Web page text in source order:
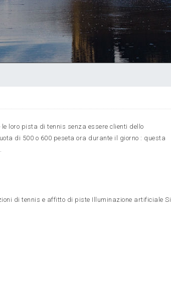
loro pista di tennis senza essere clienti dello
di 500 o 600 peseta ora durante il giorno : questa
di tennis e affitto di piste Illuminazione artificiale Si